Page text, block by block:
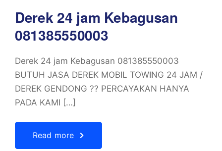
Derek 24 jam Kebagusan
081385550003
Derek 24 jam Kebagusan 081385550003
BUTUH JASA DEREK MOBIL TOWING 24 JAM /
DEREK GENDONG ?? PERCAYAKAN HANYA
PADA KAMI […]
Read more